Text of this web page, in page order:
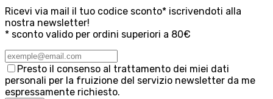
Ricevi via mail il tuo codice sconto* iscrivendoti alla
nostra newsletter!
* sconto valido per ordini superiori a 80€
Presto il consenso al trattamento dei miei dati
personali per la fruizione del servizio newsletter da me
espressamente richiesto.